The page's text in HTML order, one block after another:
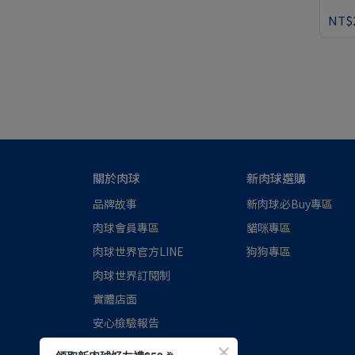
關於肉球
品牌故事
肉球會員專區
肉球世界官方LINE
肉球世界訂閱制
實體店面
安心檢驗報告
認識磷蝦油
新肉球選購
新肉球必Buy專區
貓咪專區
狗狗專區